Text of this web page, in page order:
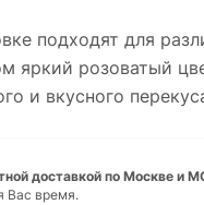
подходят для
яркий розоватый
и вкусного
доставкой по Москве и
Вас время.